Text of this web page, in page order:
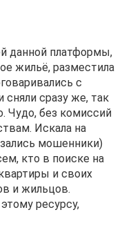
данной платформы,
жильё, разместила
с
сразу же, так
Чудо, без комиссий
Искала на
мошенники)
кто в поиске на
и своих
и жильцов.
ресурсу,